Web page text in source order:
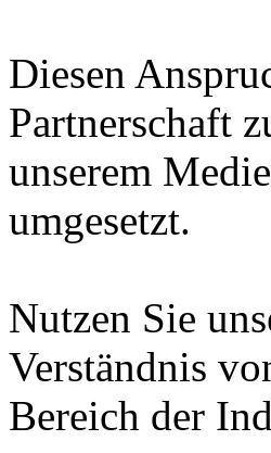
Diesen
Partnerschaft
unserem
umgesetzt.
Nutzen Sie
Verständnis
Bereich der